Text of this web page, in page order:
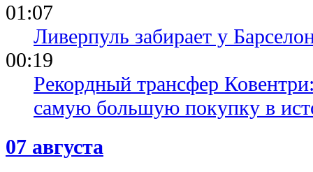
01:07
Ливерпуль забирает у
00:19
Рекордный трансфер
самую большую покупку в
07 августа